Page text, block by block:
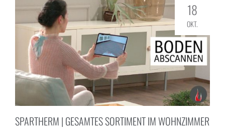
18
OKT.
SPARTHERM | GESAMTES SORTIMENT IM WOHNZIMMER